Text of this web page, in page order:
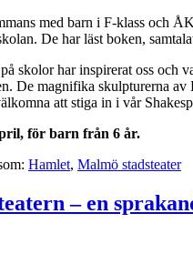
med barn i F-klass och
De har läst boken,
skolor har inspirerat oss och
De magnifika skulpturerna
att stiga in i vår
för barn från 6 år.
Hamlet, Malmö stadsteater
– en